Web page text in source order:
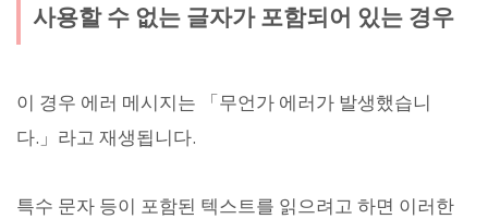
사용할 수 없는 글자가 포함되어 있는 경우
이 경우 에러 메시지는 「무언가 에러가 발생했습니
다.」라고 재생됩니다.
특수 문자 등이 포함된 텍스트를 읽으려고 하면 이러한